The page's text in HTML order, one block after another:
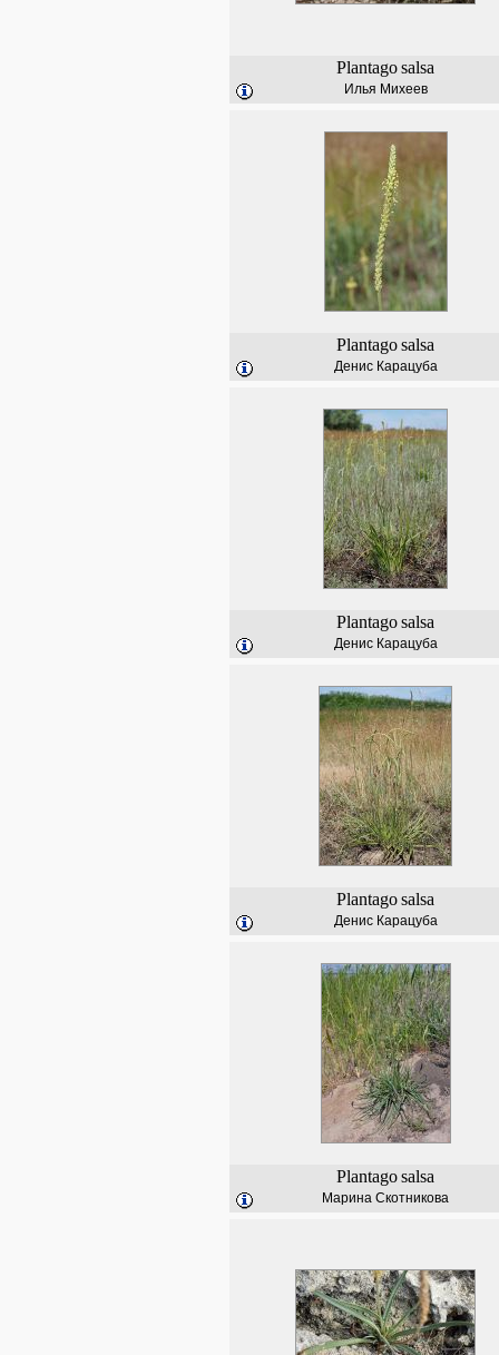
Plantagosalsa
Илья Михеев
Plantagosalsa
Денис Карацуба
Plantagosalsa
Денис Карацуба
Plantagosalsa
Денис Карацуба
Plantagosalsa
Марина Скотникова